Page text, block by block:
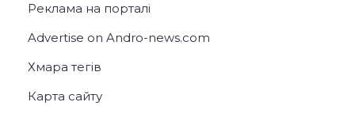
Реклама на порталі
Advertise on Andro-news.com
Хмара тегів
Карта сайту